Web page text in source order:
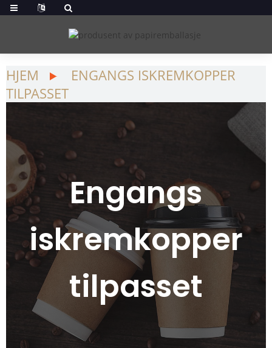
HJEM
ENGANGS ISKREMKOPPER
TILPASSET
Engangs
iskremkopper
tilpasset